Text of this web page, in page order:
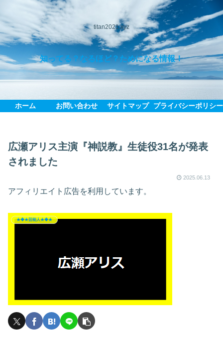
titan2021.xyz
知ってる？なるほど？ためになる情報！
ホーム お問い合わせ サイトマップ プライバシーポリシー
広瀬アリス主演『神説教』生徒役31名が発表
されました
2025.06.13
アフィリエイト広告を利用しています。
★◆★芸能人★◆★